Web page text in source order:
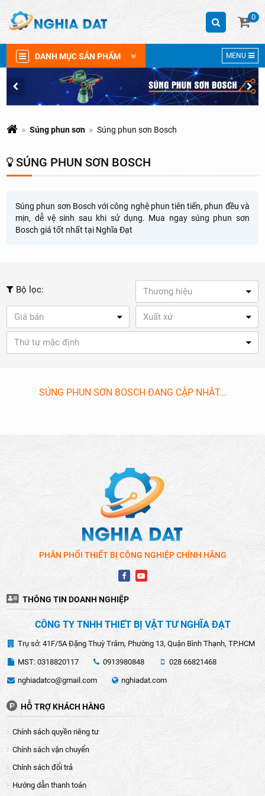
0
DANH MỤC SẢN PHẨM MENU
Súng phun sơn Súng phun sơn Bosch
SÚNG PHUN SƠN BOSCH
Súng phun sơn Bosch với công nghệ phun tiên tiến, phun đều và
mịn, dễ vệ sinh sau khi sử dụng. Mua ngay súng phun sơn
Bosch giá tốt nhất tại Nghĩa Đạt
Bộ lọc: Thương hiệu
Giá bán Xuất xứ
Thứ tự mặc định
SÚNG PHUN SƠN BOSCH ĐANG CẬP NHẬT...
PHÂN PHỐI THIẾT BỊ CÔNG NGHIỆP CHÍNH HÃNG
THÔNG TIN DOANH NGHIỆP
CÔNG TY TNHH THIẾT BỊ VẬT TƯ NGHĨA ĐẠT
Trụ sở: 41F/5A Đặng Thuỳ Trâm, Phường 13, Quận Bình Thạnh, TP.HCM
MST: 0318820117 0913980848 028 66821468
nghiadatco@gmail.com nghiadat.com
HỖ TRỢ KHÁCH HÀNG
Chính sách quyền riêng tư
Chính sách vận chuyển
Chính sách đổi trả
Hướng dẫn thanh toán